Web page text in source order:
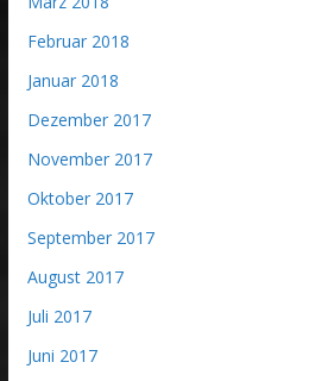
Februar 2018
Januar 2018
Dezember 2017
November 2017
Oktober 2017
September 2017
August 2017
Juli 2017
Juni 2017